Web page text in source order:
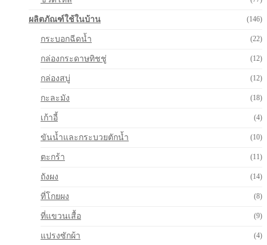
ผลิตภัณฑ์ใช้ในบ้าน (146)
กระบอกฉีดน้ำ (22)
กล่องกระดาษทิชชู่ (12)
กล่องสบู่ (12)
กะละมัง (18)
เก้าอี้ (4)
ขันน้ำและกระบวยตักน้ำ (10)
ตะกร้า (11)
ถังผง (14)
ที่โกยผง (8)
ที่แขวนเสื้อ (9)
แปรงซักผ้า (4)